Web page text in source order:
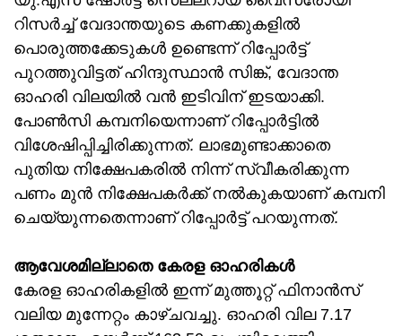
റിസര്‍ച്ച് വേദാന്തയുടെ കണക്കുകളില്‍
പൊരുത്തക്കേടുകള്‍ ഉണ്ടെന്ന് റിപ്പോര്‍ട്ട്
പുറത്തുവിട്ടത് ഹിന്ദുസ്ഥാന്‍ സിങ്ക്, വേദാന്ത
ഓഹരി വിലയില്‍ വന്‍ ഇടിവിന് ഇടയാക്കി.
പോണ്‍സി കമ്പനിയെന്നാണ് റിപ്പോര്‍ട്ടില്‍
വിശേഷിപ്പിച്ചിരിക്കുന്നത്. ലാഭമുണ്ടാക്കാതെ
പുതിയ നിക്ഷേപകരില്‍ നിന്ന് സ്വീകരിക്കുന്ന
പണം മുന്‍ നിക്ഷേപകര്‍ക്ക് നല്‍കുകയാണ് കമ്പനി
ചെയ്യുന്നതെന്നാണ് റിപ്പോര്‍ട്ട് പറയുന്നത്.
ആവേശമില്ലാതെ കേരള ഓഹരികള്‍
കേരള ഓഹരികളില്‍ ഇന്ന് മുത്തൂറ്റ് ഫിനാന്‍സ്
വലിയ മുന്നേറ്റം കാഴ്ചവച്ചു. ഓഹരി വില 7.17